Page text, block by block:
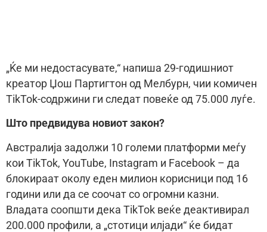
„Ќе ми недостасувате,“ напиша 29-годишниот
креатор Џош Партигтон од Мелбурн, чии комичен
TikTok-содржини ги следат повеќе од 75.000 луѓе.
Што предвидува новиот закон?
Австралија задолжи 10 големи платформи меѓу
кои TikTok, YouTube, Instagram и Facebook – да
блокираат околу еден милион корисници под 16
години или да се соочат со огромни казни.
Владата соопшти дека TikTok веќе деактивирал
200.000 профили, а „стотици илјади“ ќе бидат